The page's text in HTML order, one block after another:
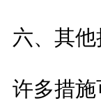
六、其
许多措